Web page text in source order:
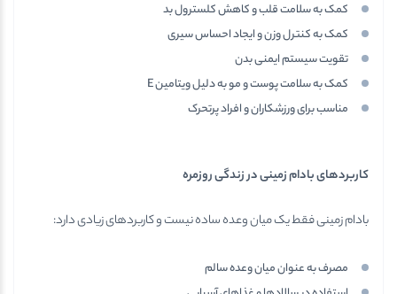
کمک به سلامت قلب و کاهش کلسترول بد
کمک به کنترل وزن و ایجاد احساس سیری
تقویت سیستم ایمنی بدن
کمک به سلامت پوست و مو به دلیل ویتامین E
مناسب برای ورزشکاران و افراد پرتحرک
کاربردهای بادام زمینی در زندگی روزمره
بادام زمینی فقط یک میان وعده ساده نیست و کاربردهای زیادی دارد:
مصرف به عنوان میان وعده سالم